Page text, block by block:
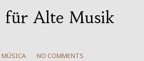
für Alte Musik
MÚSICA NO COMMENTS